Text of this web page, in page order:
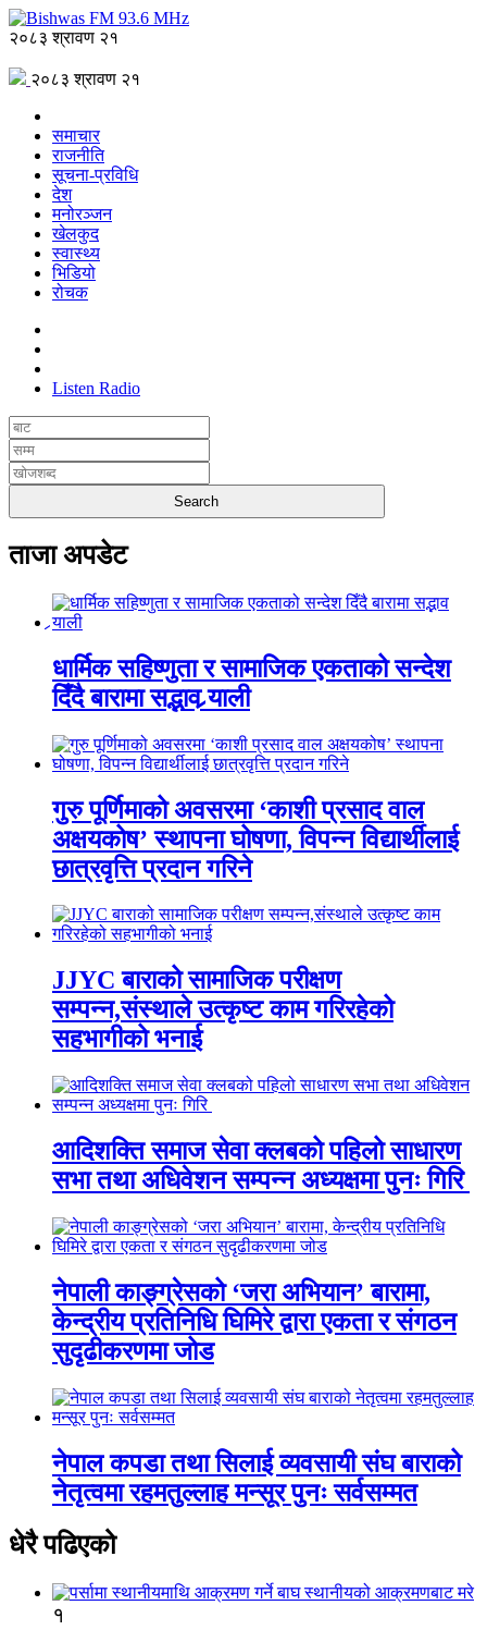
२०८३ श्रावण २१
२०८३ श्रावण २१
समाचार
राजनीति
सूचना-प्रविधि
देश
मनोरञ्जन
खेलकुद
स्वास्थ्य
भिडियो
रोचक
Listen Radio
ताजा अपडेट
धार्मिक सहिष्णुता र सामाजिक एकताको सन्देश
दिँदै बारामा सद्भाव र्‍याली
गुरु पूर्णिमाको अवसरमा ‘काशी प्रसाद वाल
अक्षयकोष’ स्थापना घोषणा, विपन्न विद्यार्थीलाई
छात्रवृत्ति प्रदान गरिने
JJYC बाराको सामाजिक परीक्षण
सम्पन्न,संस्थाले उत्कृष्ट काम गरिरहेको
सहभागीको भनाई
आदिशक्ति समाज सेवा क्लबको पहिलो साधारण
सभा तथा अधिवेशन सम्पन्न अध्यक्षमा पुनः गिरि
नेपाली काङ्ग्रेसको ‘जरा अभियान’ बारामा,
केन्द्रीय प्रतिनिधि घिमिरे द्वारा एकता र संगठन
सुदृढीकरणमा जोड
नेपाल कपडा तथा सिलाई व्यवसायी संघ बाराको
नेतृत्वमा रहमतुल्लाह मन्सूर पुनः सर्वसम्मत
धेरै पढिएको
१